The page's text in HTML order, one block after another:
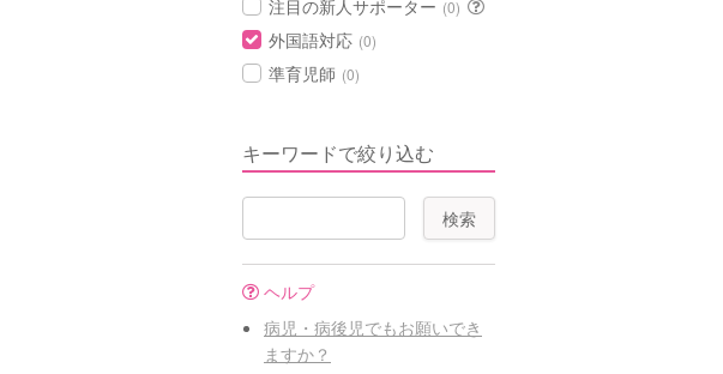
注目の新人サポーター (0)
外国語対応 (0)
準育児師 (0)
キーワードで絞り込む
ヘルプ
病児・病後児でもお願いでき
ますか？